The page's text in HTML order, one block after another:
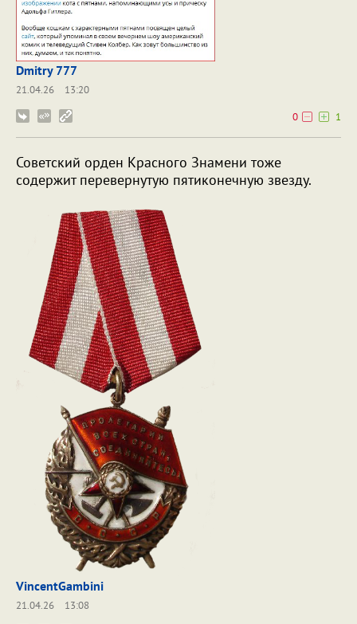
Dmitry 777
21.04.26
13:20
0
1
Советский орден Красного Знамени тоже
содержит перевернутую пятиконечную звезду.
VincentGambini
21.04.26
13:08